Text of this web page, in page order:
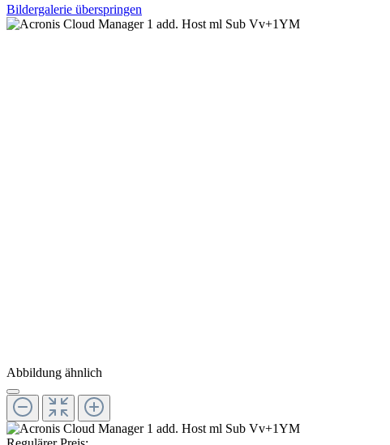
Bildergalerie überspringen
Abbildung ähnlich